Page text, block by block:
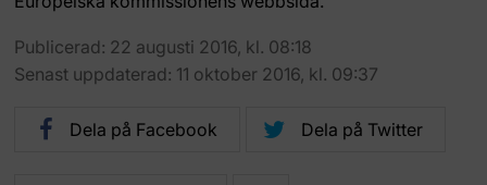
Publicerad: 22 augusti 2016, kl. 08:18
Senast uppdaterad: 11 oktober 2016, kl. 09:37
Dela på Facebook Dela på Twitter